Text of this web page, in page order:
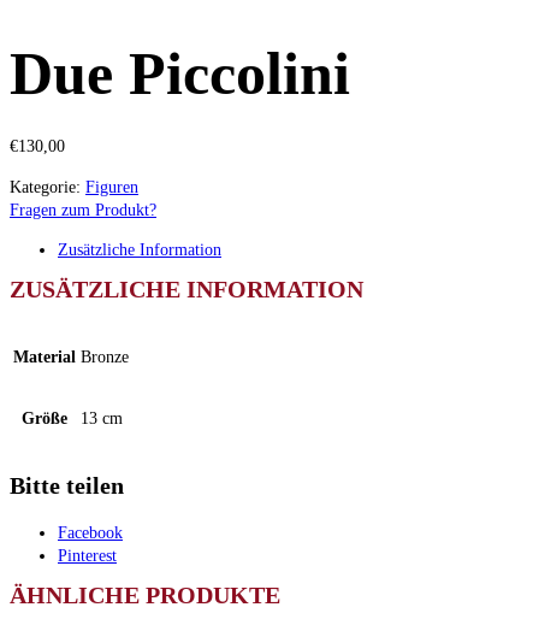
Due Piccolini
€130,00
Kategorie: Figuren
Fragen zum Produkt?
Zusätzliche Information
ZUSÄTZLICHE INFORMATION
Material Bronze
Größe 13 cm
Bitte teilen
Facebook
Pinterest
ÄHNLICHE PRODUKTE